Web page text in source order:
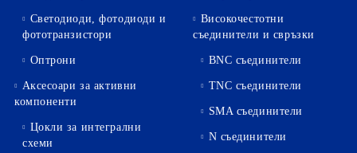
Светодиоди, фотодиоди и
фототранзистори
Оптрони
Аксесоари за активни
компоненти
Цокли за интегрални
схеми
Високочестотни
съединители и свръзки
BNC съединители
TNC съединители
SMA съединители
N съединители